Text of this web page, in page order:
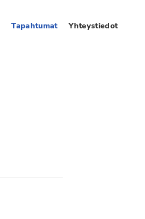
Tapahtumat Yhteystiedot